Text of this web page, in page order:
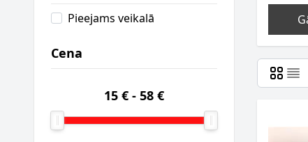
Pieejams veikalā
Cena
15 € - 58 €